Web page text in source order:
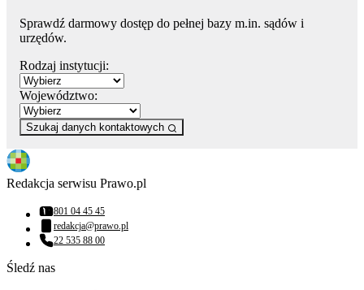
Sprawdź darmowy dostęp do pełnej bazy m.in. sądów i
urzędów.
Rodzaj instytucji:
Województwo:
Szukaj danych kontaktowych
Redakcja serwisu Prawo.pl
Numer telefonu:
801 04 45 45
Adres email:
redakcja@prawo.pl
Numer telefonu:
22 535 88 00
Śledź nas